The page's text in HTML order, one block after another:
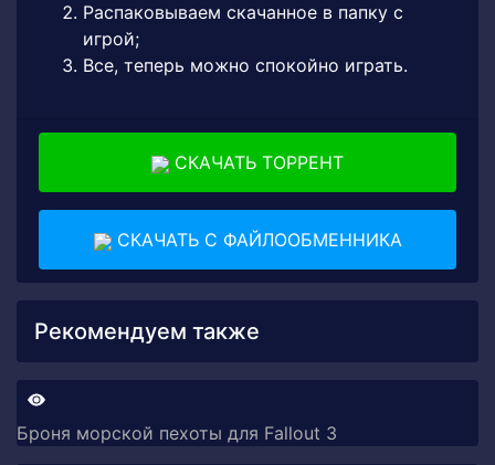
Распаковываем скачанное в папку с
игрой;
Все, теперь можно спокойно играть.
СКАЧАТЬ ТОРРЕНТ
СКАЧАТЬ С ФАЙЛООБМЕННИКА
Рекомендуем также
Броня морской пехоты для Fallout 3